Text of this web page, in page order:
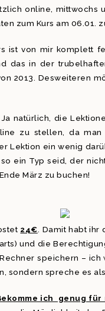
online, mittwochs
zum Kurs am 06.01.
ist von mir komplett
das in der
2013. Desweiteren
Ja natürlich, die
zu stellen, da
Lektion ein wenig
ein Typ seid, der
März zu buchen!
24€ . Damit habt
und die
speichern –
sondern spreche es als
ich genug für